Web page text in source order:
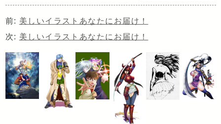
前: 美しいイラストあなたにお届け！
次: 美しいイラストあなたにお届け！